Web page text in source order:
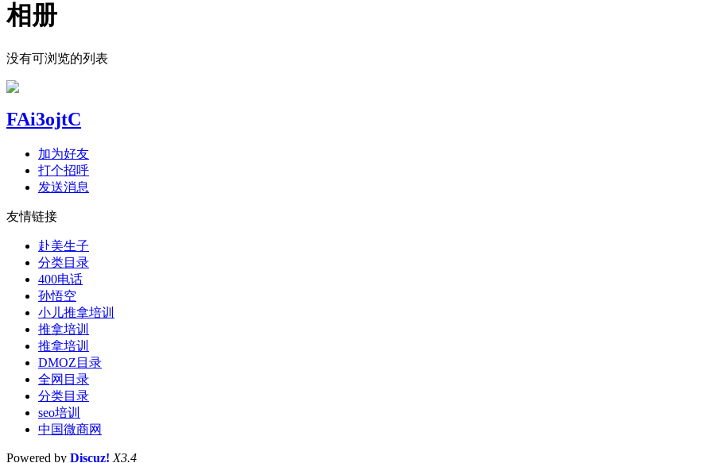
相册
没有可浏览的列表
FAi3ojtC
加为好友
打个招呼
发送消息
友情链接
赴美生子
分类目录
400电话
孙悟空
小儿推拿培训
推拿培训
推拿培训
DMOZ目录
全网目录
分类目录
seo培训
中国微商网
Powered by Discuz! X3.4